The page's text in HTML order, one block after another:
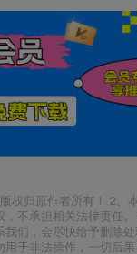
权归原作者所有！ 2、
，不承担相关法律责任
我们，会尽快给予删除
于非法操作，一切后果